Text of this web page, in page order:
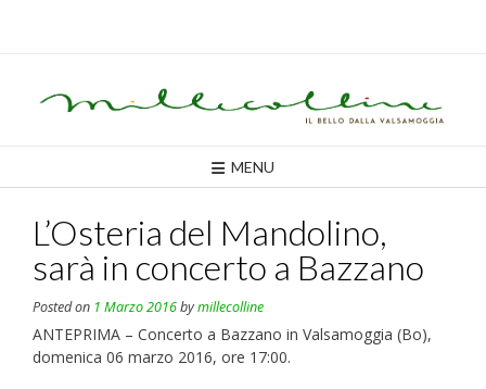
MENU
L’Osteria del Mandolino,
sarà in concerto a Bazzano
Posted on 1 Marzo 2016bymillecolline
ANTEPRIMA – Concerto a Bazzano in Valsamoggia (Bo),
domenica 06 marzo 2016, ore 17:00.